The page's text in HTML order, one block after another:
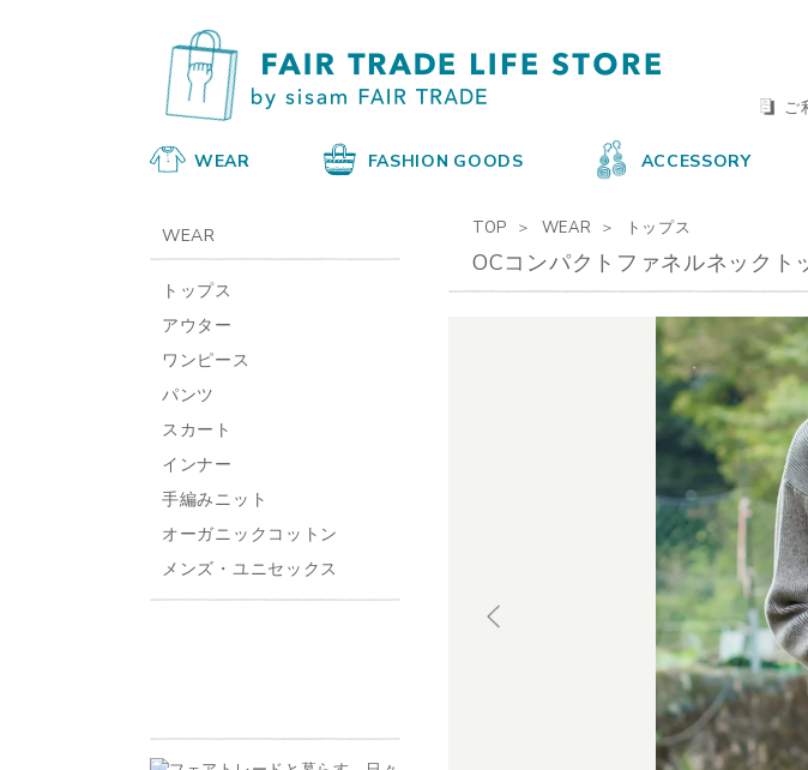
ご
WEAR FASHION GOODS ACCESSORY
TOP WEAR トップス
OCコンパクトファネルネックト
WEAR
トップス
アウター
ワンピース
パンツ
スカート
インナー
手編みニット
オーガニックコットン
メンズ・ユニセックス